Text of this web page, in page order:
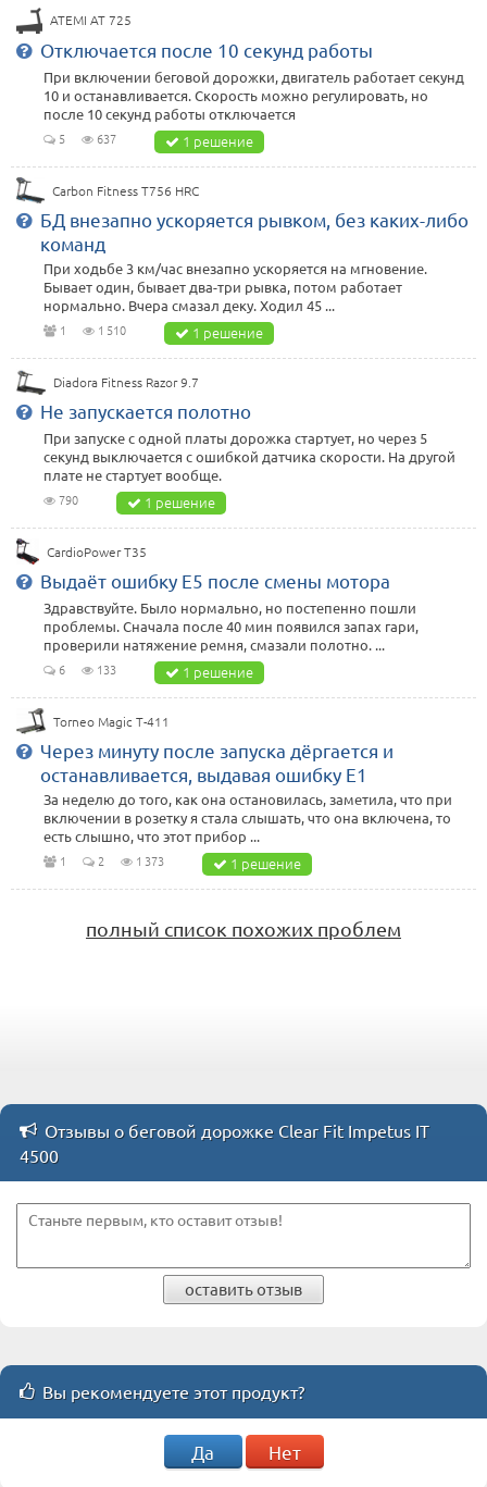
ATEMI AT 725
Отключается после 10 секунд работы
При включении беговой дорожки, двигатель работает секунд
10 и останавливается. Скорость можно регулировать, но
после 10 секунд работы отключается
5 637 1 решение
Carbon Fitness T756 HRC
БД внезапно ускоряется рывком, без каких-либо
команд
При ходьбе 3 км/час внезапно ускоряется на мгновение.
Бывает один, бывает два-три рывка, потом работает
нормально. Вчера смазал деку. Ходил 45 ...
1 1 510 1 решение
Diadora Fitness Razor 9.7
Не запускается полотно
При запуске с одной платы дорожка стартует, но через 5
секунд выключается с ошибкой датчика скорости. На другой
плате не стартует вообще.
790 1 решение
CardioPower T35
Выдаёт ошибку Е5 после смены мотора
Здравствуйте. Было нормально, но постепенно пошли
проблемы. Сначала после 40 мин появился запах гари,
проверили натяжение ремня, смазали полотно. ...
6 133 1 решение
Torneo Magic T-411
Через минуту после запуска дёргается и
останавливается, выдавая ошибку E1
За неделю до того, как она остановилась, заметила, что при
включении в розетку я стала слышать, что она включена, то
есть слышно, что этот прибор ...
1 2 1 373 1 решение
полный список похожих проблем
Отзывы о беговой дорожке Clear Fit Impetus IT
4500
оставить отзыв
Вы рекомендуете этот продукт?
Да Нет